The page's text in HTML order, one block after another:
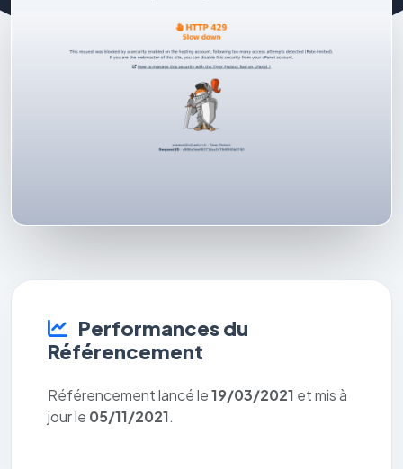
Performances du
Référencement
Référencement lancé le19/03/2021 et mis à
jour le 05/11/2021.